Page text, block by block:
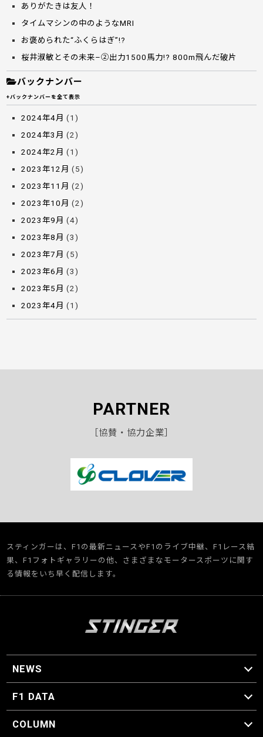
ありがたきは友人！
タイムマシンの中のようなMRI
お褒められた“ふくらはぎ”!?
桜井淑敏とその未来–②出力1500馬力!? 800m飛んだ破片
バックナンバー
+バックナンバーを全て表示
2024年4月 (1)
2024年3月 (2)
2024年2月 (1)
2023年12月 (5)
2023年11月 (2)
2023年10月 (2)
2023年9月 (4)
2023年8月 (3)
2023年7月 (5)
2023年6月 (3)
2023年5月 (2)
2023年4月 (1)
PARTNER
［協賛・協力企業］
スティンガーは、F1の最新ニュースやF1のライブ中継、F1レース結
果、F1フォトギャラリーの他、さまざまなモータースポーツに関す
る情報をいち早く配信します。
NEWS
F1 ニュース
F1 DATA
F1 日程
F1 データ
COLUMN